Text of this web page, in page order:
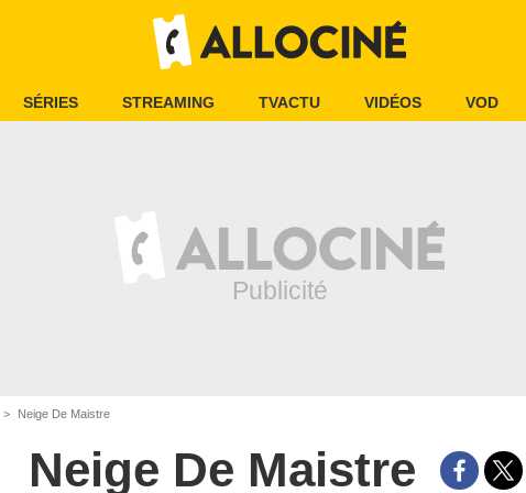
SÉRIES STREAMING TVACTU VIDÉOS VOD
Neige De Maistre
Neige De Maistre